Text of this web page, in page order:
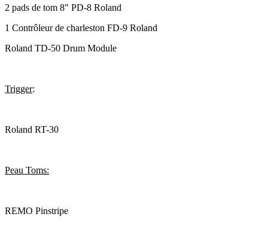
2 pads de tom 8" PD-8 Roland
1 Contrôleur de charleston FD-9 Roland
Roland TD-50 Drum Module
Trigger:
Roland RT-30
Peau Toms:
REMO Pinstripe